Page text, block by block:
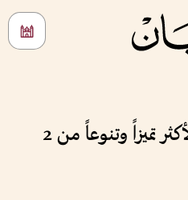
«مفاجآت صيف دبي» الأكثر تميزاً وتنوعاً من 2